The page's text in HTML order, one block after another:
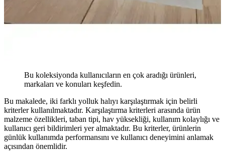
Bu koleksiyonda kullanıcıların en çok aradığı ürünleri,
markaları ve konuları keşfedin.
Bu makalede, iki farklı yolluk halıyı karşılaştırmak için belirli
kriterler kullanılmaktadır. Karşılaştırma kriterleri arasında ürün
malzeme özellikleri, taban tipi, hav yüksekliği, kullanım kolaylığı ve
kullanıcı geri bildirimleri yer almaktadır. Bu kriterler, ürünlerin
günlük kullanımda performansını ve kullanıcı deneyimini anlamak
açısından önemlidir.